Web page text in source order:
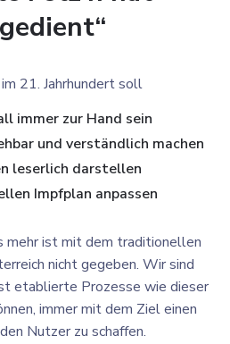
21. Jahrhundert soll
immer zur Hand sein
und verständlich machen
leserlich darstellen
Impfplan anpassen
mehr ist mit dem traditionellen
nicht gegeben. Wir sind
etablierte Prozesse wie dieser
immer mit dem Ziel einen
Nutzer zu schaffen.